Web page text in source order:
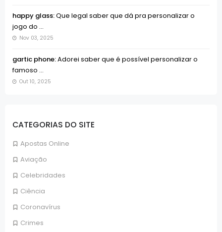
happy glass:Que legal saber que dá pra personalizar o
jogo do ...
Nov 03, 2025
gartic phone:Adorei saber que é possível personalizar o
famoso ...
Out 10, 2025
CATEGORIAS DO SITE
Apostas Online
Aviação
Celebridades
Ciência
Coronavírus
Crimes